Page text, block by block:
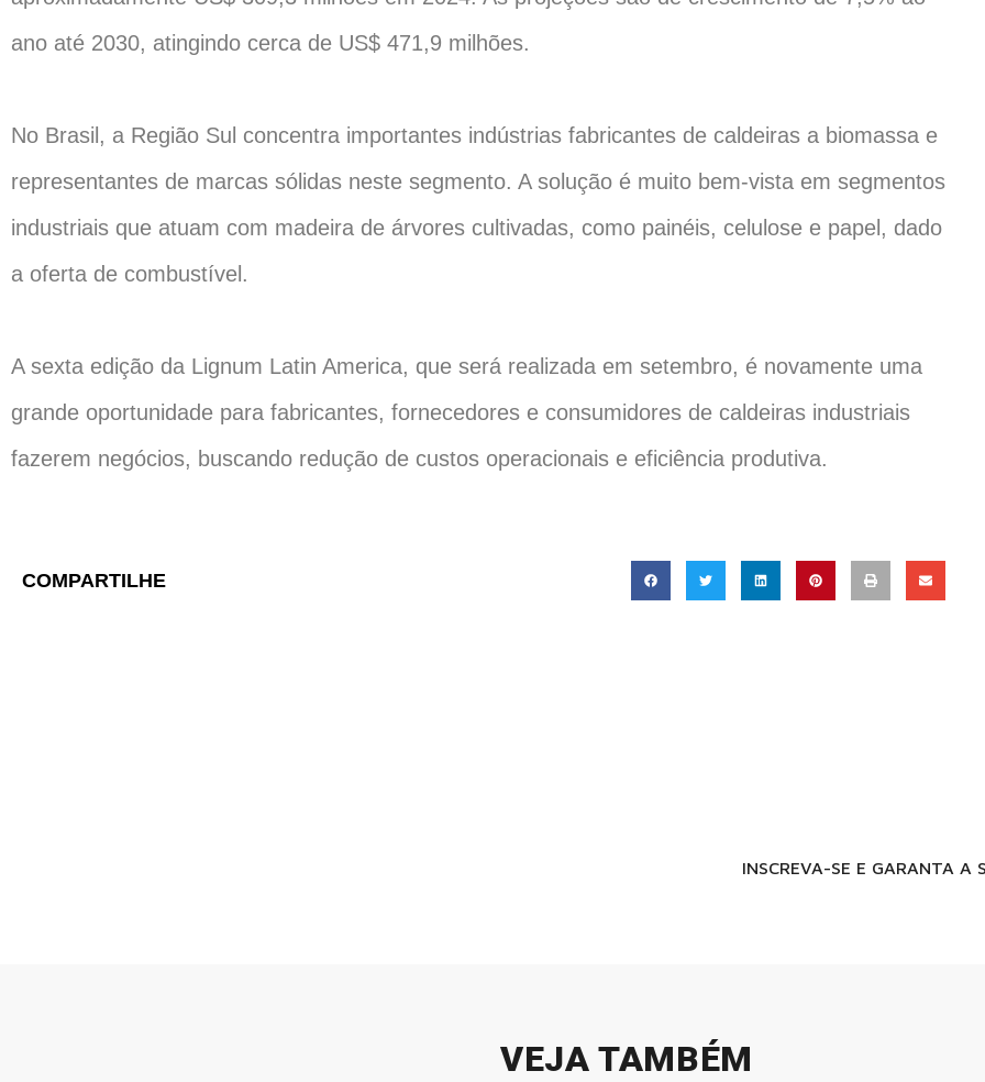
ano até 2030, atingindo cerca de US$ 471,9 milhões.
No Brasil, a Região Sul concentra importantes indústrias fabricantes de caldeiras a biomassa e
representantes de marcas sólidas neste segmento. A solução é muito bem-vista em segmentos
industriais que atuam com madeira de árvores cultivadas, como painéis, celulose e papel, dado
a oferta de combustível.
A sexta edição da Lignum Latin America, que será realizada em setembro, é novamente uma
grande oportunidade para fabricantes, fornecedores e consumidores de caldeiras industriais
fazerem negócios, buscando redução de custos operacionais e eficiência produtiva.
COMPARTILHE
INSCREVA-SE E GARANTA A
VEJA TAMBÉM